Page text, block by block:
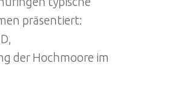
präsentiert:
der Hochmoore im